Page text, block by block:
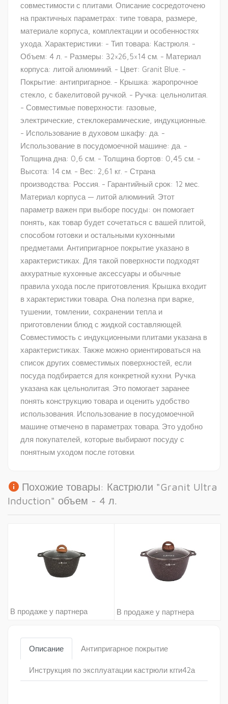
совместимости с плитами. Описание сосредоточено
на практичных параметрах: типе товара, размере,
материале корпуса, комплектации и особенностях
ухода. Характеристики: - Тип товара: Кастрюля. -
Объем: 4 л. - Размеры: 32×26,5×14 см. - Материал
корпуса: литой алюминий. - Цвет: Granit Blue. -
Покрытие: антипригарное. - Крышка: жаропрочное
стекло, с бакелитовой ручкой. - Ручка: цельнолитая.
- Совместимые поверхности: газовые,
электрические, стеклокерамические, индукционные.
- Использование в духовом шкафу: да. -
Использование в посудомоечной машине: да. -
Толщина дна: 0,6 см. - Толщина бортов: 0,45 см. -
Высота: 14 см. - Вес: 2,61 кг. - Страна
производства: Россия. - Гарантийный срок: 12 мес.
Материал корпуса — литой алюминий. Этот
параметр важен при выборе посуды: он помогает
понять, как товар будет сочетаться с вашей плитой,
способом готовки и остальными кухонными
предметами. Антипригарное покрытие указано в
характеристиках. Для такой поверхности подходят
аккуратные кухонные аксессуары и обычные
правила ухода после приготовления. Крышка входит
в характеристики товара. Она полезна при варке,
тушении, томлении, сохранении тепла и
приготовлении блюд с жидкой составляющей.
Совместимость с индукционными плитами указана в
характеристиках. Также можно ориентироваться на
список других совместимых поверхностей, если
посуда подбирается для конкретной кухни. Ручка
указана как цельнолитая. Это помогает заранее
понять конструкцию товара и оценить удобство
использования. Использование в посудомоечной
машине отмечено в параметрах товара. Это удобно
для покупателей, которые выбирают посуду с
понятным уходом после готовки.
info Похожие товары: Кастрюли "Granit Ultra
Induction" объем - 4 л.
В продаже у партнера В продаже у партнера
Описание Антипригарное покрытие
Инструкция по эксплуатации кастрюли кгги42а